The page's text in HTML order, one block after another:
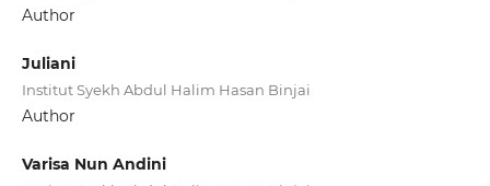
Author
Juliani
Institut Syekh Abdul Halim Hasan Binjai
Author
Varisa Nun Andini